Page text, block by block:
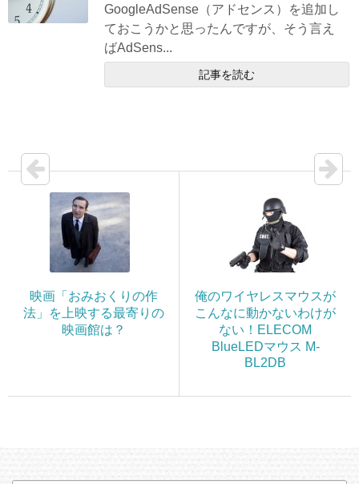
GoogleAdSense（アドセンス）を追加し
ておこうかと思ったんですが、そう言え
ばAdSens...
記事を読む
映画「おみおくりの作
法」を上映する最寄りの
映画館は？
俺のワイヤレスマウスが
こんなに動かないわけが
ない！ELECOM
BlueLEDマウス M-
BL2DB